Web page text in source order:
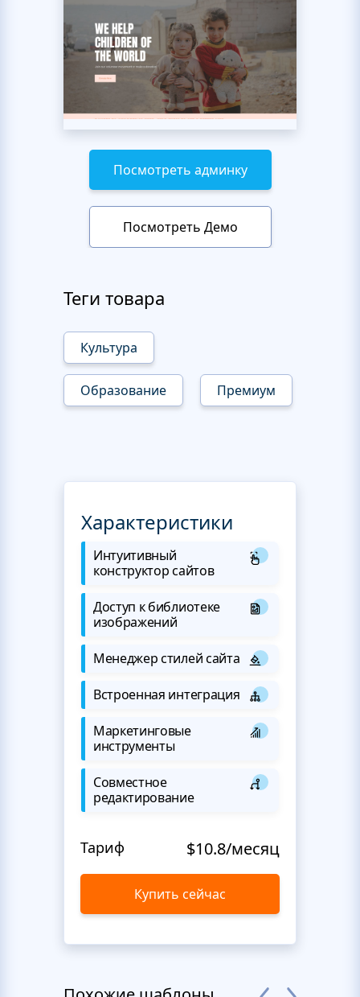
Посмотреть админку
Посмотреть Демо
Теги товара
Культура
Образование Премиум
Характеристики
Интуитивный
конструктор сайтов
Доступ к библиотеке
изображений
Менеджер стилей сайта
Встроенная интеграция
Маркетинговые
инструменты
Совместное
редактирование
Тариф $10.8/месяц
Купить сейчас